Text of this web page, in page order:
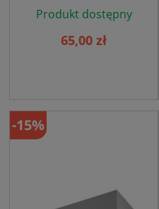
Produkt dostępny
65,00 zł
-15%